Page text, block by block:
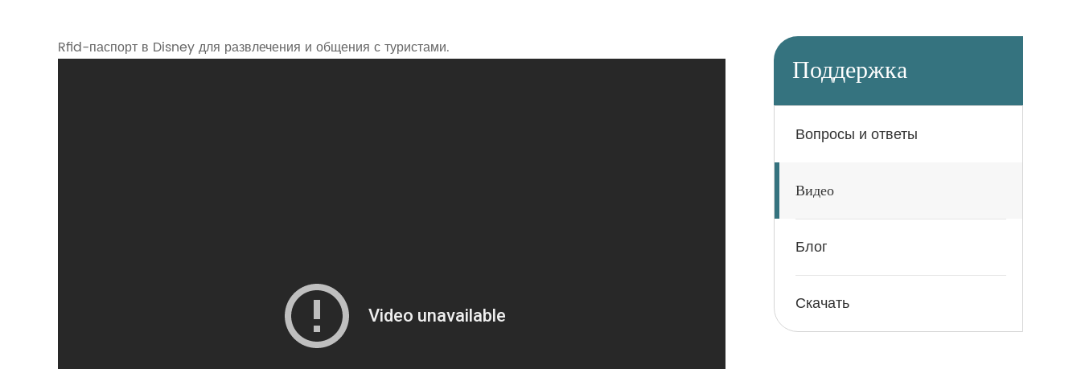
Rfid-паспорт в Disney для развлечения и общения с туристами.
Поддержка
Вопросы и ответы
Видео
Блог
Скачать